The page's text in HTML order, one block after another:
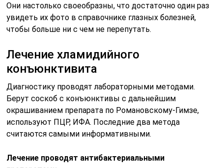
Они настолько своеобразны, что достаточно один раз
увидеть их фото в справочнике глазных болезней,
чтобы больше ни с чем не перепутать.
Лечение хламидийного
конъюнктивита
Диагностику проводят лабораторными методами.
Берут соскоб с конъюнктивы с дальнейшим
окрашиванием препарата по Романовскому-Гимзе,
используют ПЦР, ИФА. Последние два метода
считаются самыми информативными.
Лечение проводят антибактериальными